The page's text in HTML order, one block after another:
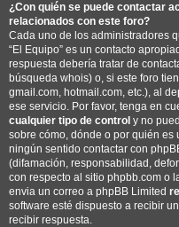
¿Con quién se puede contactar
relacionados con este foro?
Cada uno de los administradores
“El Equipo” es un contacto
respuesta debería tratar de
búsqueda whois) o, si este foro
gmail.com, hotmail.com, etc.), al
ese servicio. Por favor, tenga en
cualquier tipo de control y no
sobre cómo, dónde o por quién es
ningún sentido contactar con
(difamación, responsabilidad,
con respecto al sitio phpbb.com o
envia un correo a phpBB Limited
software esté dispuesto a recibir
recibir respuesta.